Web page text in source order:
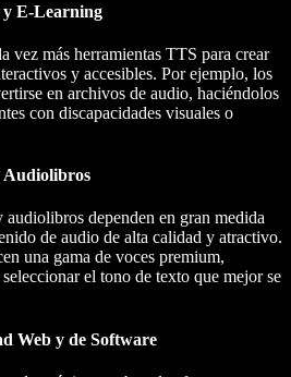
y E-Learning
vez más herramientas TTS para crear
y accesibles. Por ejemplo, los
en archivos de audio, haciéndolos
con discapacidades visuales o
Audiolibros
audiolibros dependen en gran medida
de audio de alta calidad y atractivo.
una gama de voces premium,
el tono de texto que mejor se
Web y de Software